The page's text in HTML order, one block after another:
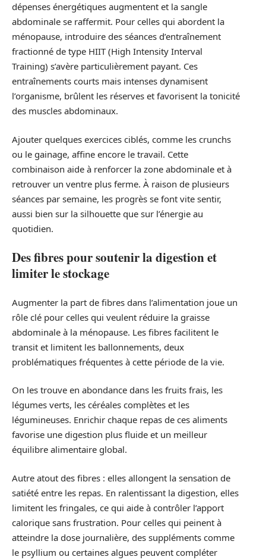
dépenses énergétiques augmentent et la sangle
abdominale se raffermit. Pour celles qui abordent la
ménopause, introduire des séances d’entraînement
fractionné de type HIIT (High Intensity Interval
Training) s’avère particulièrement payant. Ces
entraînements courts mais intenses dynamisent
l’organisme, brûlent les réserves et favorisent la tonicité
des muscles abdominaux.
Ajouter quelques exercices ciblés, comme les crunchs
ou le gainage, affine encore le travail. Cette
combinaison aide à renforcer la zone abdominale et à
retrouver un ventre plus ferme. À raison de plusieurs
séances par semaine, les progrès se font vite sentir,
aussi bien sur la silhouette que sur l’énergie au
quotidien.
Des fibres pour soutenir la digestion et
limiter le stockage
Augmenter la part de fibres dans l’alimentation joue un
rôle clé pour celles qui veulent réduire la graisse
abdominale à la ménopause. Les fibres facilitent le
transit et limitent les ballonnements, deux
problématiques fréquentes à cette période de la vie.
On les trouve en abondance dans les fruits frais, les
légumes verts, les céréales complètes et les
légumineuses. Enrichir chaque repas de ces aliments
favorise une digestion plus fluide et un meilleur
équilibre alimentaire global.
Autre atout des fibres : elles allongent la sensation de
satiété entre les repas. En ralentissant la digestion, elles
limitent les fringales, ce qui aide à contrôler l’apport
calorique sans frustration. Pour celles qui peinent à
atteindre la dose journalière, des suppléments comme
le psyllium ou certaines algues peuvent compléter